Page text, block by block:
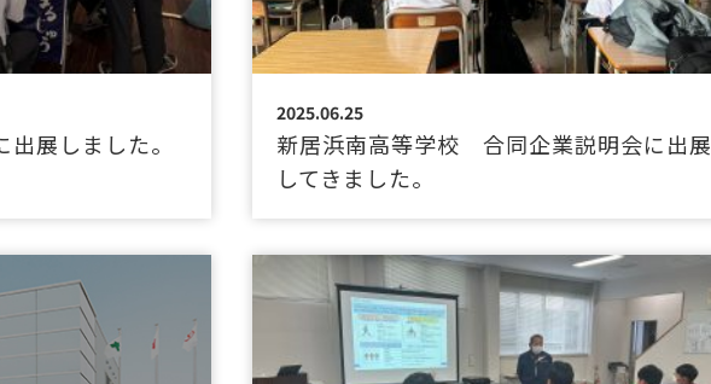
展しました。
2025.06.25
新居浜南高等学校 合同企業説明会に出展
してきました。